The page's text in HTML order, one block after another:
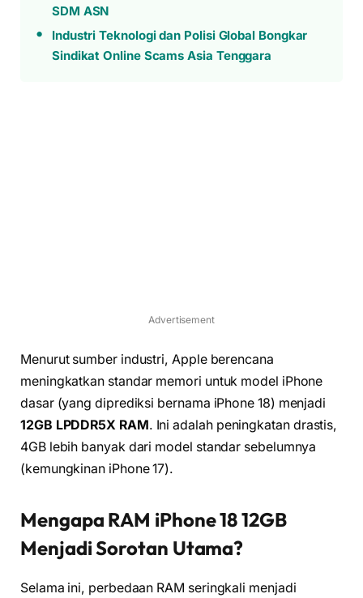
SDM ASN
Industri Teknologi dan Polisi Global Bongkar
Sindikat Online Scams Asia Tenggara
Advertisement
Menurut sumber industri, Apple berencana
meningkatkan standar memori untuk model iPhone
dasar (yang diprediksi bernama iPhone 18) menjadi
12GB LPDDR5X RAM. Ini adalah peningkatan drastis,
4GB lebih banyak dari model standar sebelumnya
(kemungkinan iPhone 17).
Mengapa RAM iPhone 18 12GB
Menjadi Sorotan Utama?
Selama ini, perbedaan RAM seringkali menjadi